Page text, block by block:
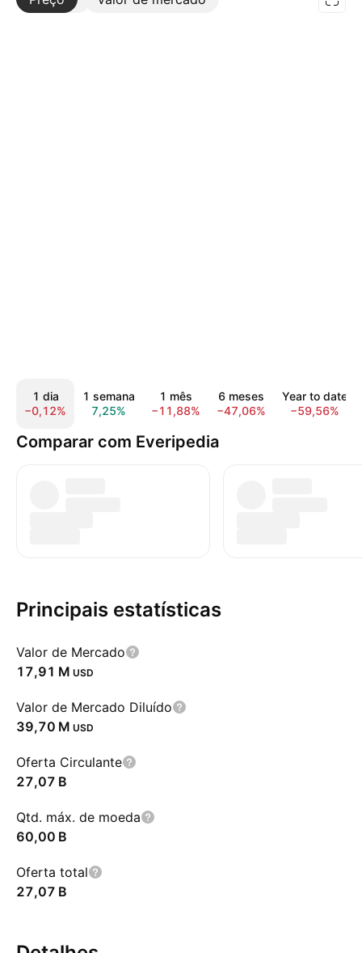
1 dia
−0,12%
1 semana
7,25%
1 mês
−11,88%
6 meses
−47,06%
Year to date
−59,56%
Comparar com Everipedia
Principais estatísticas
Valor de Mercado
‪17,91 M‬ USD
Valor de Mercado Diluído
‪39,70 M‬ USD
Oferta Circulante
‪27,07 B‬
Qtd. máx. de moeda
‪60,00 B‬
Oferta total
‪27,07 B‬